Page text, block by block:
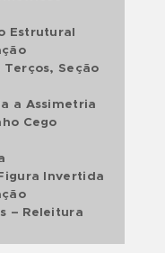
E ESTRUTURAS
do Mód. 1